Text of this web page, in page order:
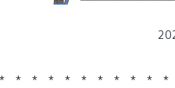
年12
* * * * * * * * *